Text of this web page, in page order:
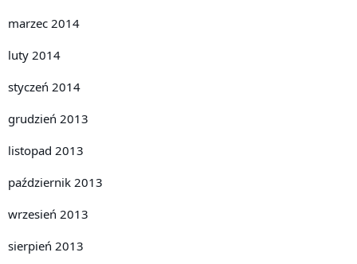
marzec 2014
luty 2014
styczeń 2014
grudzień 2013
listopad 2013
październik 2013
wrzesień 2013
sierpień 2013